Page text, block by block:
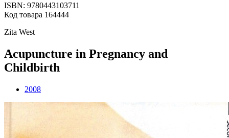
ISBN: 9780443103711
Код товара 164444
Zita West
Acupuncture in Pregnancy and
Childbirth
2008